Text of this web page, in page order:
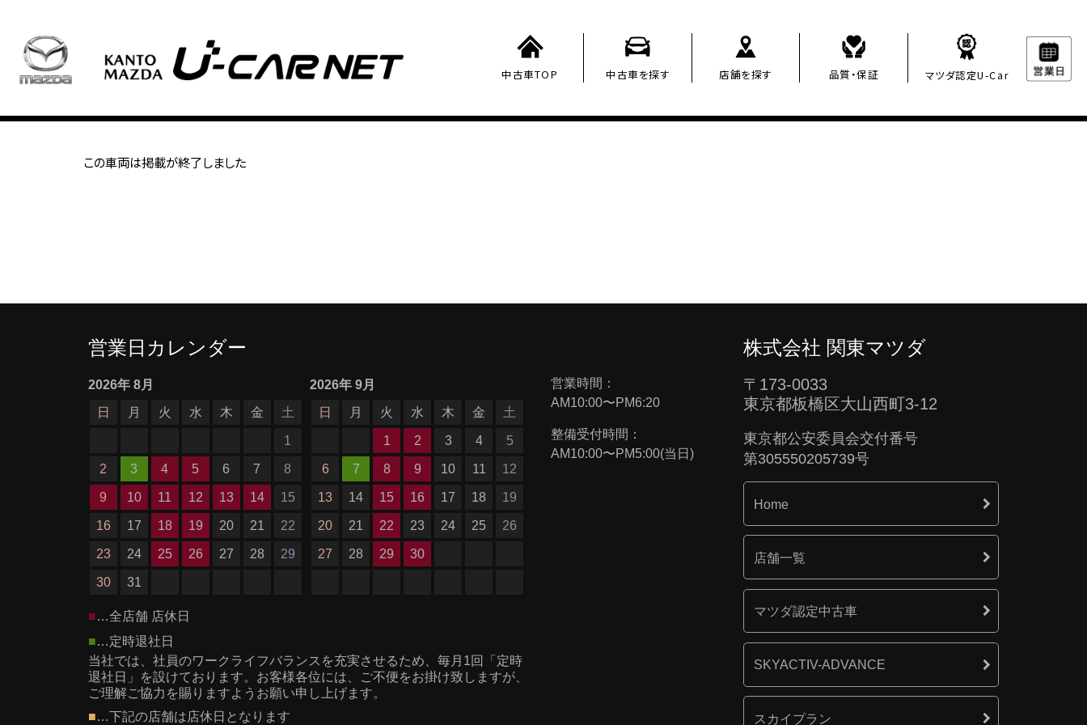
中古車TOP 中古車を探す 店舗を探す 品質・保証 マツダ認定U-Car
この車両は掲載が終了しました
営業日カレンダー
2026年 8月
日
月 火 水 木 金
土
1
2
3 4 5 6 7
8
9
10 11 12 13 14
15
16
17 18 19 20 21
22
23
24 25 26 27 28
29
30
31
2026年9月
日
月 火 水 木 金
土
1
2 3 4
5
6
7 8 9 10 11
12
13
14 15 16 17 18
19
20
21 22 23 24 25
26
27
28 29 30
■…全店舗 店休日
■…定時退社日
当社では、社員のワークライフバランスを充実させるため、毎月1回「定時
退社日」を設けております。お客様各位には、ご不便をお掛け致しますが、
ご理解ご協力を賜りますようお願い申し上げます。
■…下記の店舗は店休日となります
営業時間：
AM10:00〜PM6:20
整備受付時間：
AM10:00〜PM5:00(当日)
株式会社 関東マツダ
〒173-0033
東京都板橋区大山西町3-12
東京都公安委員会交付番号
第305550205739号
Home
店舗一覧
マツダ認定中古車
SKYACTIV-ADVANCE
スカイプラン